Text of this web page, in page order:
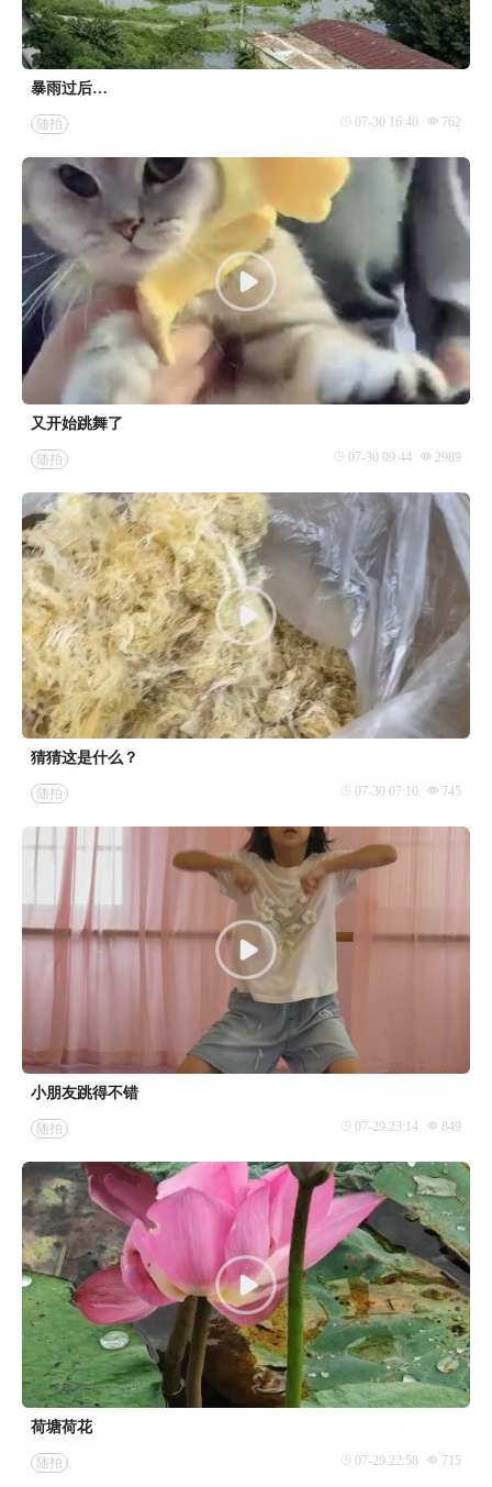
暴雨过后…
随拍 07-30 16:40 762
又开始跳舞了
随拍 07-30 09:44 2989
猜猜这是什么？
随拍 07-30 07:10 745
小朋友跳得不错
随拍 07-29 23:14 849
荷塘荷花
随拍 07-29 22:58 715